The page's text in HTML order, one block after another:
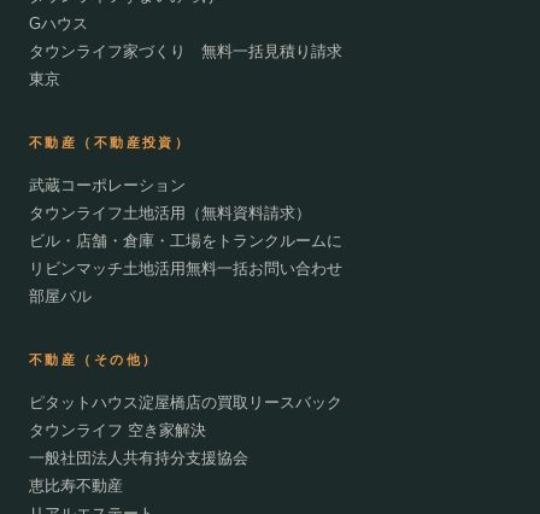
Gハウス
タウンライフ家づくり 無料一括見積り請求
東京
不動産（不動産投資）
武蔵コーポレーション
タウンライフ土地活用（無料資料請求）
ビル・店舗・倉庫・工場をトランクルームに
リビンマッチ土地活用無料一括お問い合わせ
部屋バル
不動産（その他）
ピタットハウス淀屋橋店の買取リースバック
タウンライフ 空き家解決
一般社団法人共有持分支援協会
恵比寿不動産